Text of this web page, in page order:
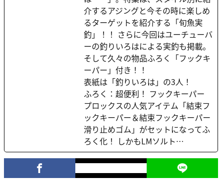
介するアジングと今その時に楽しめ
るターゲットを紹介する「旬魚実
釣」！！ さらに今回はユーチューバ
ーの釣りいろはによる実釣も掲載。
そして久々の物品ふろく「フックキ
ーパー」付き！！
表紙は「釣りいろは」の3人！
ふろく：超便利！ フックキーパー
プロックスの人気アイテム「結束フ
ックキーパー＆結束フックキーパー
滑り止めゴム」がセットになってふ
ろく化！ しかもLMソルト…